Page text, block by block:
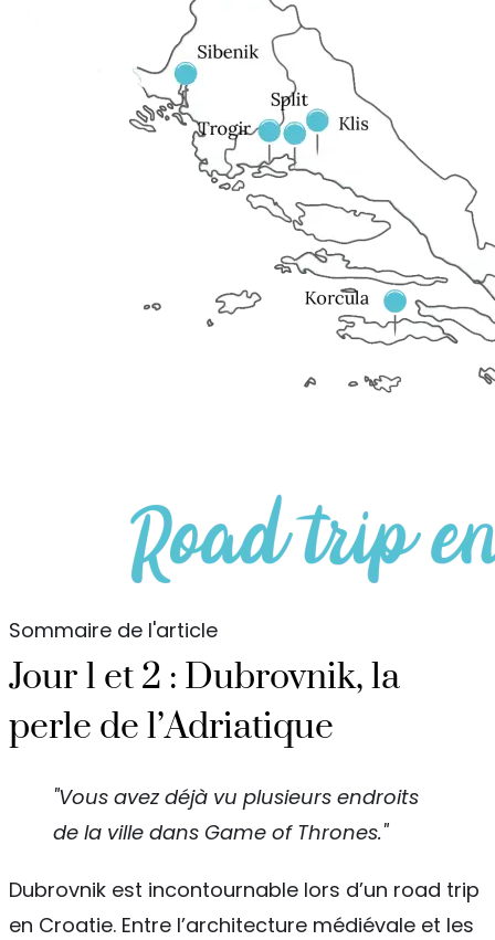
Sommaire de l'article
Jour 1 et 2 : Dubrovnik, la
perle de l’Adriatique
"Vous avez déjà vu plusieurs endroits
de la ville dans Game of Thrones."
Dubrovnik est incontournable lors d’un road trip
en Croatie. Entre l’architecture médiévale et les